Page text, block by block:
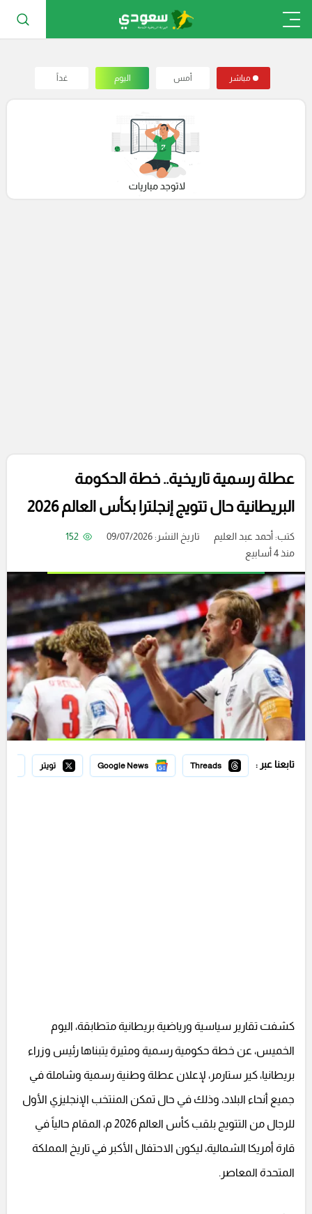
مباشر أمس اليوم غداً
عطلة رسمية تاريخية.. خطة الحكومة
البريطانية حال تتويج إنجلترا بكأس العالم 2026
كتب:أحمد عبد العليم تاريخ النشر: 09/07/2026
152
منذ 4 أسابيع
تابعنا عبر : Threads
Google News تويتر
كشفت تقارير سياسية ورياضية بريطانية متطابقة، اليوم
الخميس، عن خطة حكومية رسمية ومثيرة يتبناها رئيس وزراء
بريطانيا، كير ستارمر، لإعلان عطلة وطنية رسمية وشاملة في
جميع أنحاء البلاد، وذلك في حال تمكن المنتخب الإنجليزي الأول
للرجال من التتويج بلقب كأس العالم 2026 م، المقام حالياً في
قارة أمريكا الشمالية، ليكون الاحتفال الأكبر في تاريخ المملكة
المتحدة المعاصر.